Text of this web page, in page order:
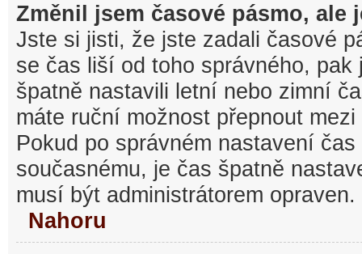
Změnil jsem časové pásmo, ale
Jste si jisti, že jste zadali časové
se čas liší od toho správného, pak
špatně nastavili letní nebo zimní
máte ruční možnost přepnout
Pokud po správném nastavení
současnému, je čas špatně
musí být administrátorem opraven.
Nahoru